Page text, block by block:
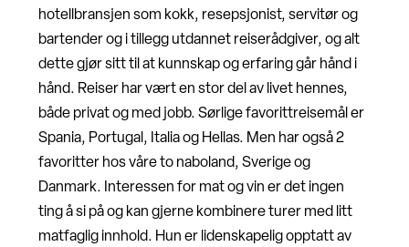
hotellbransjen som kokk, resepsjonist, servitør og
bartender og i tillegg utdannet reiserådgiver, og alt
dette gjør sitt til at kunnskap og erfaring går hånd i
hånd. Reiser har vært en stor del av livet hennes,
både privat og med jobb. Sørlige favorittreisemål er
Spania, Portugal, Italia og Hellas. Men har også 2
favoritter hos våre to naboland, Sverige og
Danmark. Interessen for mat og vin er det ingen
ting å si på og kan gjerne kombinere turer med litt
matfaglig innhold. Hun er lidenskapelig opptatt av